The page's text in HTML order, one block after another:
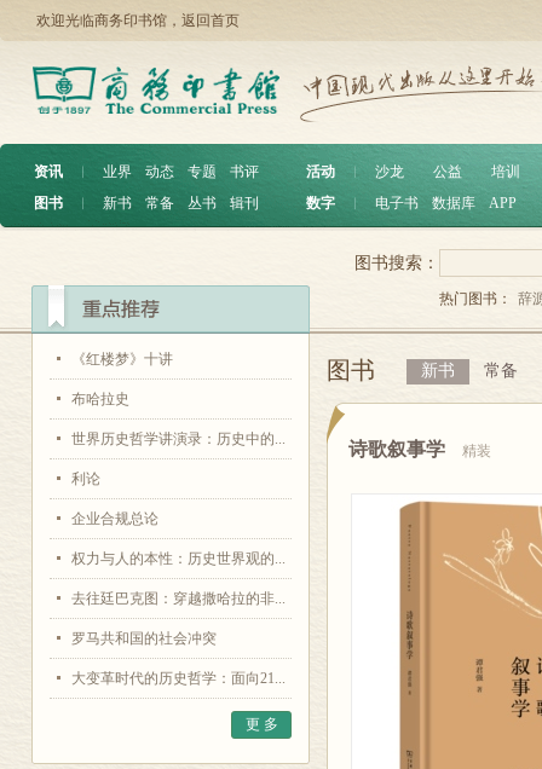
欢迎光临商务印书馆， 返回首页
资讯 ︱ 业界 动态 专题
书评
图书
︱ 新书 常备 丛书 辑刊
活动 沙龙 公益
培训
数字
电子书 数据库 APP
《红楼梦》十讲
布哈拉史
世界历史哲学讲演录：历史中的...
利论
企业合规总论
权力与人的本性：历史世界观的...
去往廷巴克图：穿越撒哈拉的非...
罗马共和国的社会冲突
大变革时代的历史哲学：面向21...
更 多
图书搜索：
热门图书： 辞
图书 新书 常备
诗歌叙事学 精装